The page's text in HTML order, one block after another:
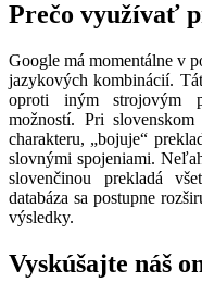
Prečo využívať
Google má momentálne v
jazykových kombinácií.
oproti iným strojovým
možností. Pri
charakteru, „bojuje“
slovnými spojeniami.
slovenčinou prekladá
databáza sa postupne
výsledky.
Vyskúšajte náš